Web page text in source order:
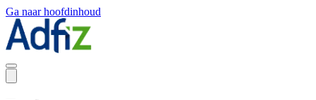
Ga naar hoofdinhoud